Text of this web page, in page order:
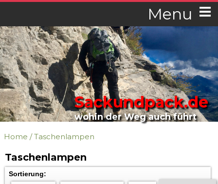
Menu
Sackundpack.de
wohin der Weg auch führt
Home /Taschenlampen
Taschenlampen
Sortierung: